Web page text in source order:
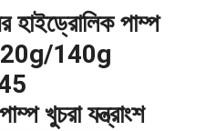
হাইড্রোলিক পাম্প
140g
খুচরা যন্ত্রাংশ